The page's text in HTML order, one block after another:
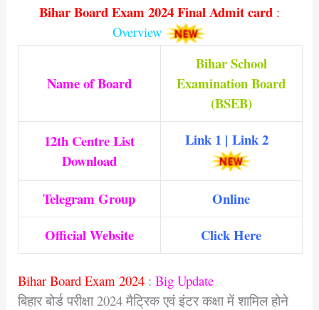
Bihar Board Exam 2024 Final Admit card :
Overview
Name of Board
Bihar School
Examination Board
(BSEB)
12th Centre List
Download
Link 1 |Link 2
Telegram Group
Online
Official Website
Click Here
Bihar Board Exam 2024: Big Update
बिहार बोर्ड परीक्षा 2024 मैट्रिक एवं इंटर कक्षा में शामिल होने